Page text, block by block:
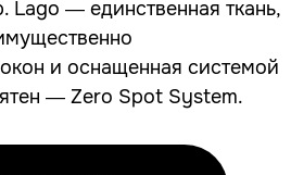
Lago — единственная ткань,
и оснащенная системой
— Zero Spot System.